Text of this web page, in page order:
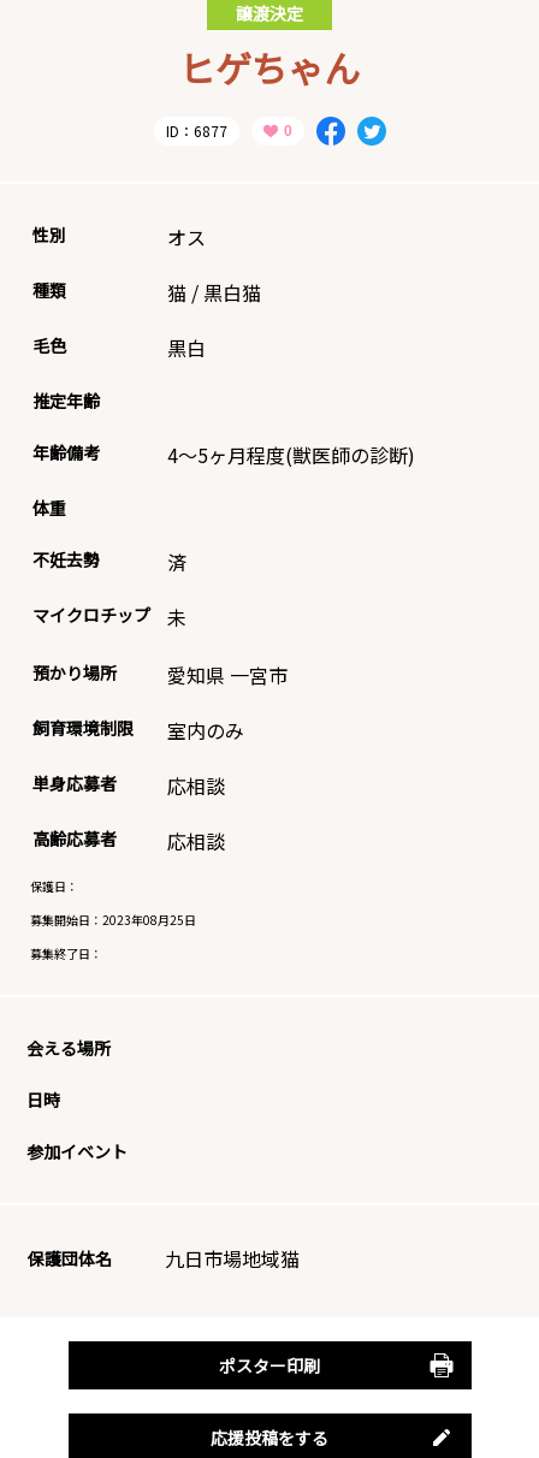
譲渡決定
ヒゲちゃん
ID：6877
性別 オス
種類 猫 / 黒白猫
毛色 黒白
推定年齢
年齢備考 4～5ヶ月程度(獣医師の診断)
体重
不妊去勢 済
マイクロチップ 未
預かり場所 愛知県 一宮市
飼育環境制限 室内のみ
単身応募者 応相談
高齢応募者 応相談
保護日：
募集開始日： 2023年08月25日
募集終了日：
会える場所
日時
参加イベント
保護団体名 九日市場地域猫
ポスター印刷
応援投稿をする